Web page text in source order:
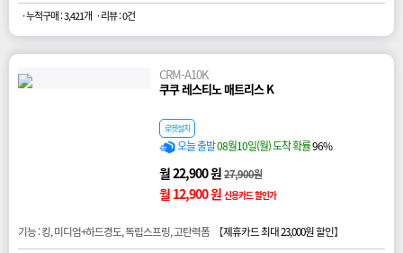
· 누적구매 : 3,421개 · 리뷰 : 0건
CRM-A10K
쿠쿠 레스티노 매트리스 K
로켓설치
오늘 출발08월10일(월) 도착 확률96%
월 22,900 원27,900원
월 12,900 원 신용카드 할인가
기능 : 킹, 미디엄+하드경도, 독립스프링, 고탄력폼 【제휴카드 최대 23,000원 할인】